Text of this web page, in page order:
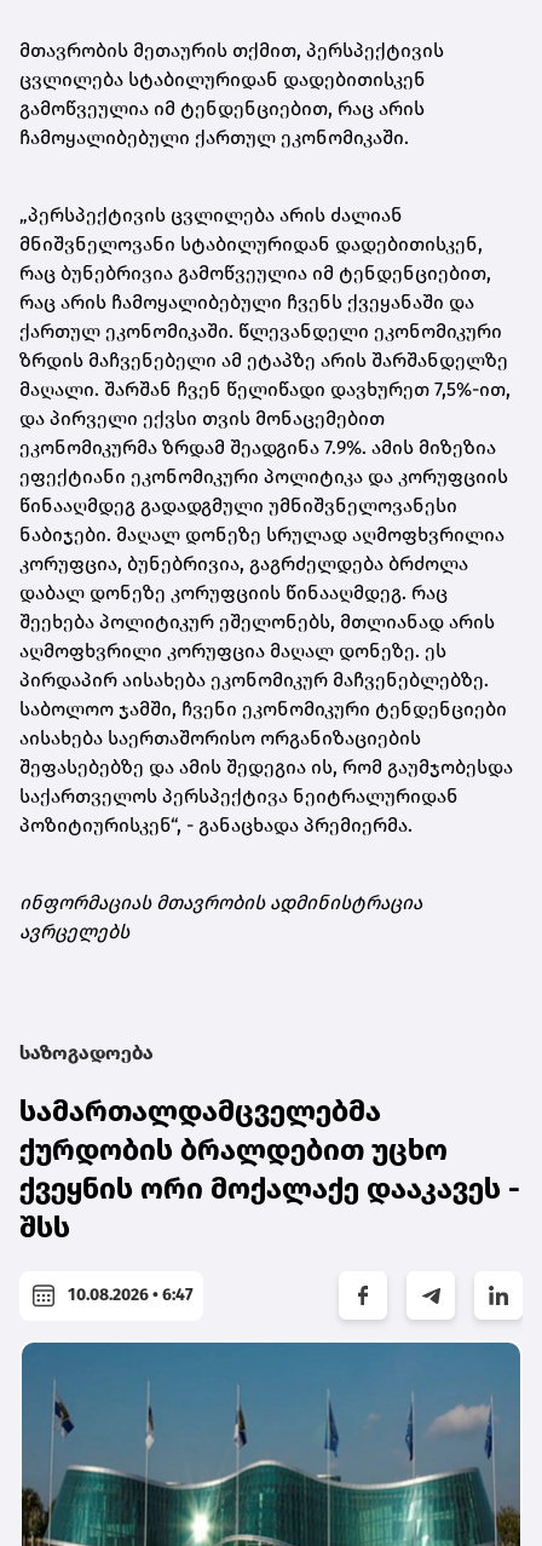
მთავრობის მეთაურის თქმით, პერსპექტივის
ცვლილება სტაბილურიდან დადებითისკენ
გამოწვეულია იმ ტენდენციებით, რაც არის
ჩამოყალიბებული ქართულ ეკონომიკაში.
„პერსპექტივის ცვლილება არის ძალიან
მნიშვნელოვანი სტაბილურიდან დადებითისკენ,
რაც ბუნებრივია გამოწვეულია იმ ტენდენციებით,
რაც არის ჩამოყალიბებული ჩვენს ქვეყანაში და
ქართულ ეკონომიკაში. წლევანდელი ეკონომიკური
ზრდის მაჩვენებელი ამ ეტაპზე არის შარშანდელზე
მაღალი. შარშან ჩვენ წელიწადი დავხურეთ 7,5%-ით,
და პირველი ექვსი თვის მონაცემებით
ეკონომიკურმა ზრდამ შეადგინა 7.9%. ამის მიზეზია
ეფექტიანი ეკონომიკური პოლიტიკა და კორუფციის
წინააღმდეგ გადადგმული უმნიშვნელოვანესი
ნაბიჯები. მაღალ დონეზე სრულად აღმოფხვრილია
კორუფცია, ბუნებრივია, გაგრძელდება ბრძოლა
დაბალ დონეზე კორუფციის წინააღმდეგ. რაც
შეეხება პოლიტიკურ ეშელონებს, მთლიანად არის
აღმოფხვრილი კორუფცია მაღალ დონეზე. ეს
პირდაპირ აისახება ეკონომიკურ მაჩვენებლებზე.
საბოლოო ჯამში, ჩვენი ეკონომიკური ტენდენციები
აისახება საერთაშორისო ორგანიზაციების
შეფასებებზე და ამის შედეგია ის, რომ გაუმჯობესდა
საქართველოს პერსპექტივა ნეიტრალურიდან
პოზიტიურისკენ“, - განაცხადა პრემიერმა.
ინფორმაციას მთავრობის ადმინისტრაცია
ავრცელებს
საზოგადოება
სამართალდამცველებმა
ქურდობის ბრალდებით უცხო
ქვეყნის ორი მოქალაქე დააკავეს -
შსს
10.08.2026 • 6:47